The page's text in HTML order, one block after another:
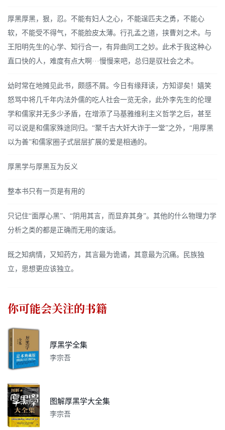
厚黑厚黑，狠，忍。不能有妇人之心，不能逞匹夫之勇，不能心
软，不能受不得气，不能脸皮太薄。行孔孟之道，挟曹刘之术。与
王阳明先生的心学、知行合一，有异曲同工之妙。此术于我这种心
直口快的人，难度有点大啊···慢慢来吧，总归是驭社会之术。
幼时常在地摊见此书，颇感不屑。今日有缘拜读，方知谬矣！嬉笑
怒骂中将几千年内法外儒的吃人社会一览无余，此外李先生的伦理
学和儒家并无多少矛盾，在增添了马基雅维利主义哲学之后，甚至
可以说是和儒家殊途同归。“聚千古大奸大诈于一堂”之外，“用厚黑
以为善”和儒家圈子式层层扩展的爱是相通的。
厚黑学与厚黑互为反义
整本书只有一页是有用的
只记住“面厚心黑”、“阴用其言，而显弃其身”。其他的什么物理力学
分析之类的都是正确而无用的废话。
既之知病情，又知药方，其言最为诡谲，其意最为沉痛。民族独
立，思想更应该独立。
你可能会关注的书籍
厚黑学全集
李宗吾
图解厚黑学大全集
李宗吾